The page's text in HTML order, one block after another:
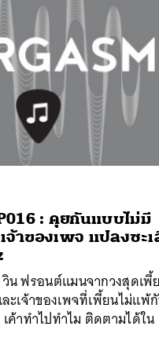
: คุยกันแบบไม่มี
จ้าของเพจ แปลงซะ
วิน ฟรอนต์แมนจากวงสุดเพี้
ะเจ้าของเพจที่เพี้ยนไม่แพ้
ค้าทำไปทำไม ติดตามได้ใน
ค้น